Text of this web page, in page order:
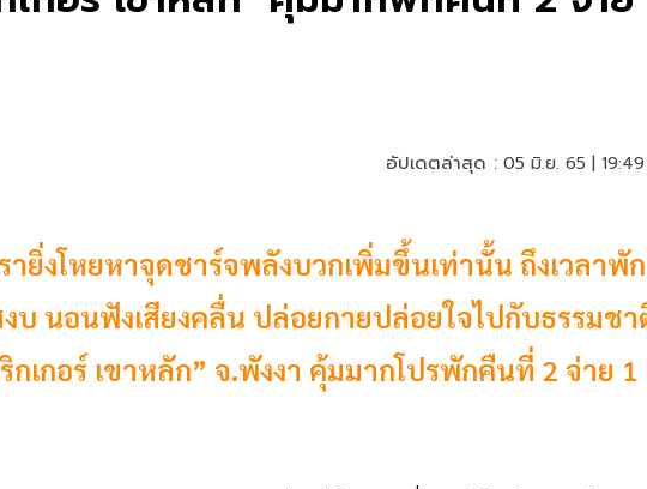
อัปเดตล่าสุด : 05 มิ.ย. 65 |
ายิ่งโหยหาจุดชาร์จพลังบวกเพิ่มขึ้นเท่านั้น ถึงเวลาพัก
บ นอนฟังเสียงคลื่น ปล่อยกายปล่อยใจไปกับธรรมชา
กเกอร์ เขาหลัก” จ.พังงา คุ้มมากโปรพักคืนที่ 2 จ่าย 1